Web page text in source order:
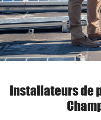
Installateurs de